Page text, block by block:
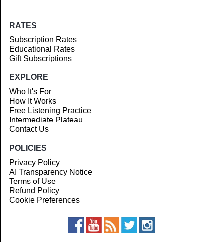
RATES
Subscription Rates
Educational Rates
Gift Subscriptions
EXPLORE
Who It's For
How It Works
Free Listening Practice
Intermediate Plateau
Contact Us
POLICIES
Privacy Policy
AI Transparency Notice
Terms of Use
Refund Policy
Cookie Preferences